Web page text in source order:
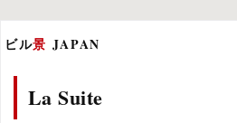
ビル景 JAPAN
La Suite